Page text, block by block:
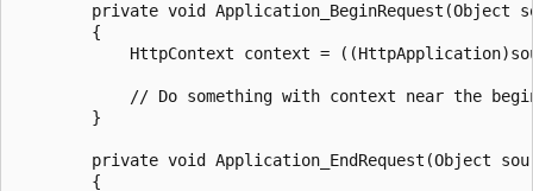
private void Application_BeginRequest(Object
        {
HttpContext context =
// Do something with context near the
        }
private void Application_EndRequest(Object
        {